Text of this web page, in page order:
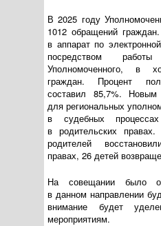
В 2025 году
1012 обращений
в аппарат по
посредством
Уполномоченного, в
граждан. Процент
составил 85,7%. Новым
для региональных
в судебных
в родительских
родителей
правах, 26 детей
На совещании было
в данном направлении
внимание будет
мероприятиям.